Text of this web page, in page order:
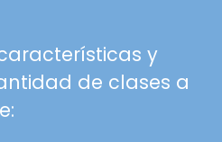
y
de clases a